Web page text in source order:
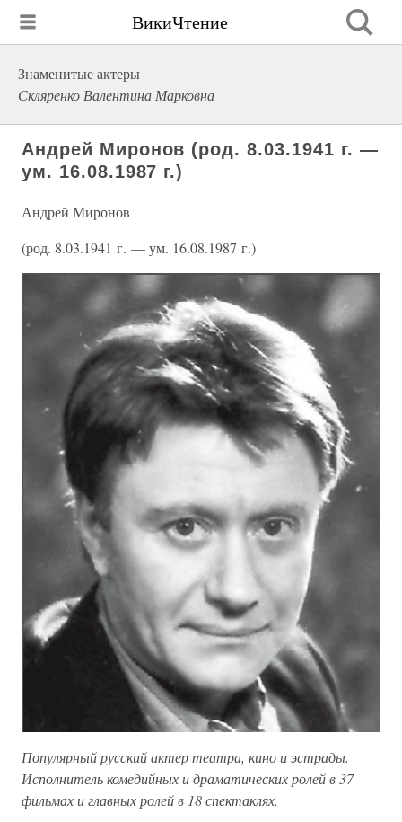
ВикиЧтение
Знаменитые актеры
Скляренко Валентина Марковна
Андрей Миронов (род. 8.03.1941 г. —
ум. 16.08.1987 г.)
Андрей Миронов
(род. 8.03.1941 г. — ум. 16.08.1987 г.)
Популярный русский актер театра, кино и эстрады.
Исполнитель комедийных и драматических ролей в 37
фильмах и главных ролей в 18 спектаклях.